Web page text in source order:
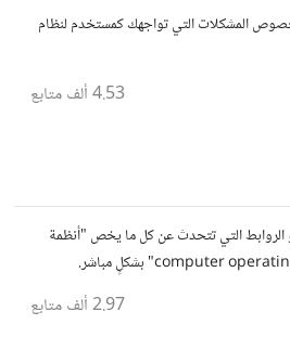
المشكلات التي تواجهك كمستخدم لنظام
4.53 ألف متابع
الروابط التي تتحدث عن كل ما يخص "أنظمة
2.97 ألف متابع